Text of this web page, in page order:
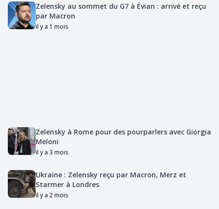
Zelensky au sommet du G7 à Évian : arrivé et reçu
par Macron
il y a 1 mois
Zelensky à Rome pour des pourparlers avec Giorgia
Meloni
il y a 3 mois
Ukraine : Zelensky reçu par Macron, Merz et
Starmer à Londres
il y a 2 mois